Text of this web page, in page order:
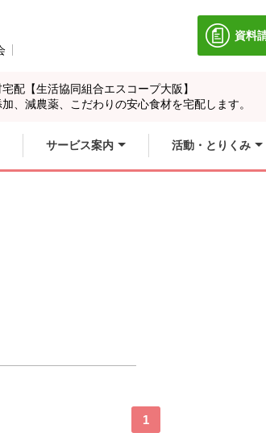
資料
別
配【生活協同組合エスコープ大阪】
、減農薬、こだわりの安心食材を宅配します。
サービス案内 活動・とりくみ
1